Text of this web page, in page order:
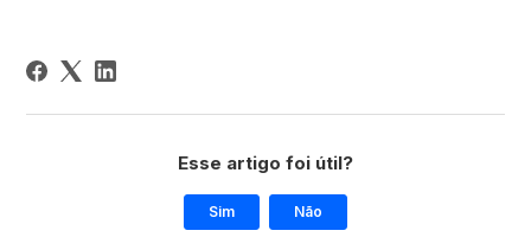
Esse artigo foi útil?
Sim Não